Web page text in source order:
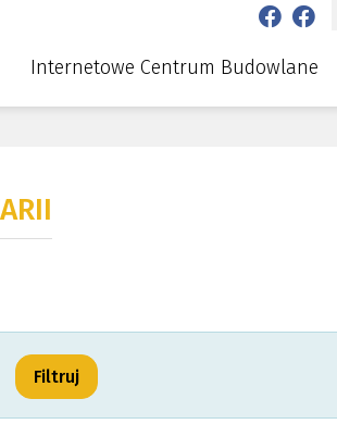
Internetowe Centrum Budowlane